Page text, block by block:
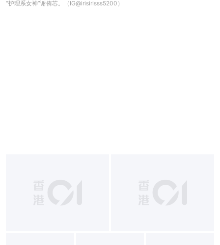
“护理系女神”谢侑芯。（IG@irisirisss5200）